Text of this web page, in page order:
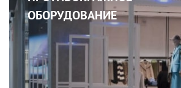
ОБОРУДОВАНИЕ